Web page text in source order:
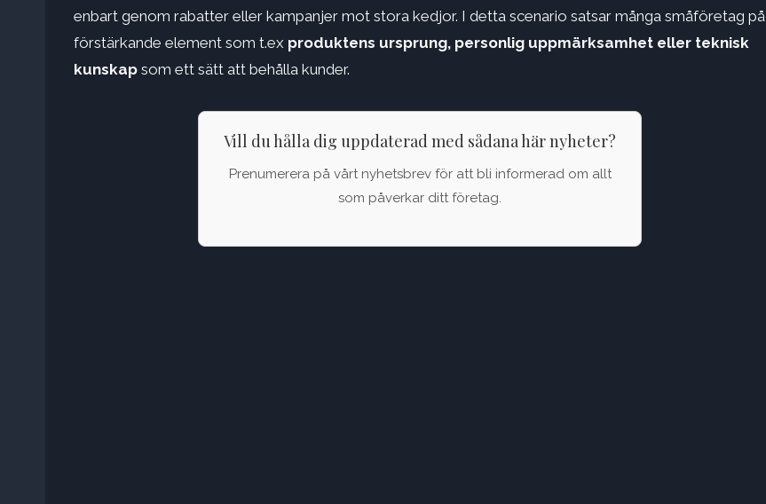
enbart genom rabatter eller kampanjer mot stora kedjor. I detta scenario satsar många småföretag på
förstärkande element som t.ex produktens ursprung, personlig uppmärksamhet eller teknisk
kunskap som ett sätt att behålla kunder.
Vill du hålla dig uppdaterad med sådana här nyheter?
Prenumerera på vårt nyhetsbrev för att bli informerad om allt
som påverkar ditt företag.